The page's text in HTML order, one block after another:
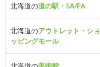
北海道の道の駅・SA/PA
北海道のアウトレット・ショ
ッピングモール